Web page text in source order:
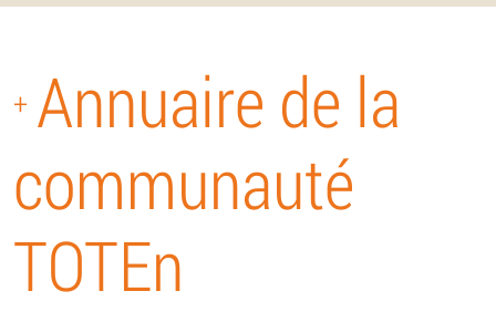
+ Annuaire de la
communauté
TOTEn